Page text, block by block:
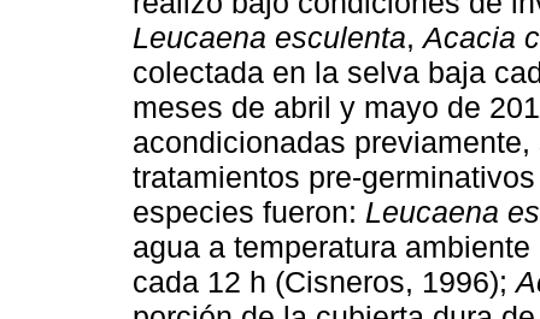
Leucaena esculenta, Acacia
colectada en la selva baja
meses de abril y mayo de
acondicionadas
tratamientos pre-
especies fueron: Leucaena
agua a temperatura
cada 12 h (Cisneros, 1996);